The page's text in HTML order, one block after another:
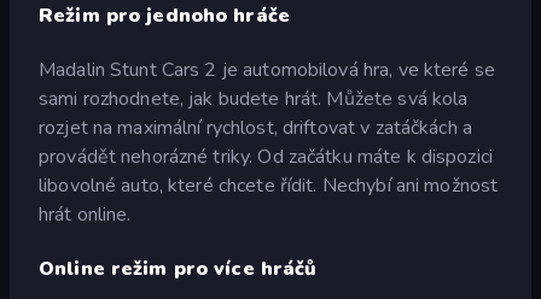
Režim pro jednoho hráče
Madalin Stunt Cars 2 je automobilová hra, ve které se
sami rozhodnete, jak budete hrát. Můžete svá kola
rozjet na maximální rychlost, driftovat v zatáčkách a
provádět nehorázné triky. Od začátku máte k dispozici
libovolné auto, které chcete řídit. Nechybí ani možnost
hrát online.
Online režim pro více hráčů